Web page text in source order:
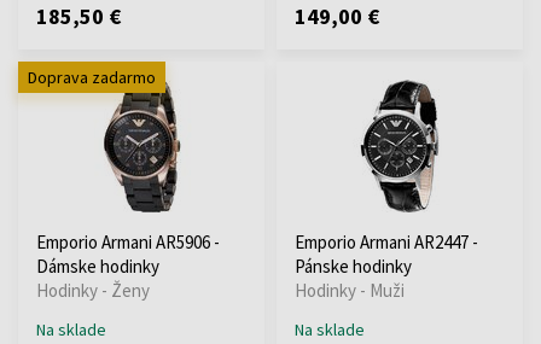
185,50 € 149,00 €
Doprava zadarmo
Emporio Armani AR5906 -
Dámske hodinky
Hodinky - Ženy
Na sklade
Emporio Armani AR2447 -
Pánske hodinky
Hodinky - Muži
Na sklade